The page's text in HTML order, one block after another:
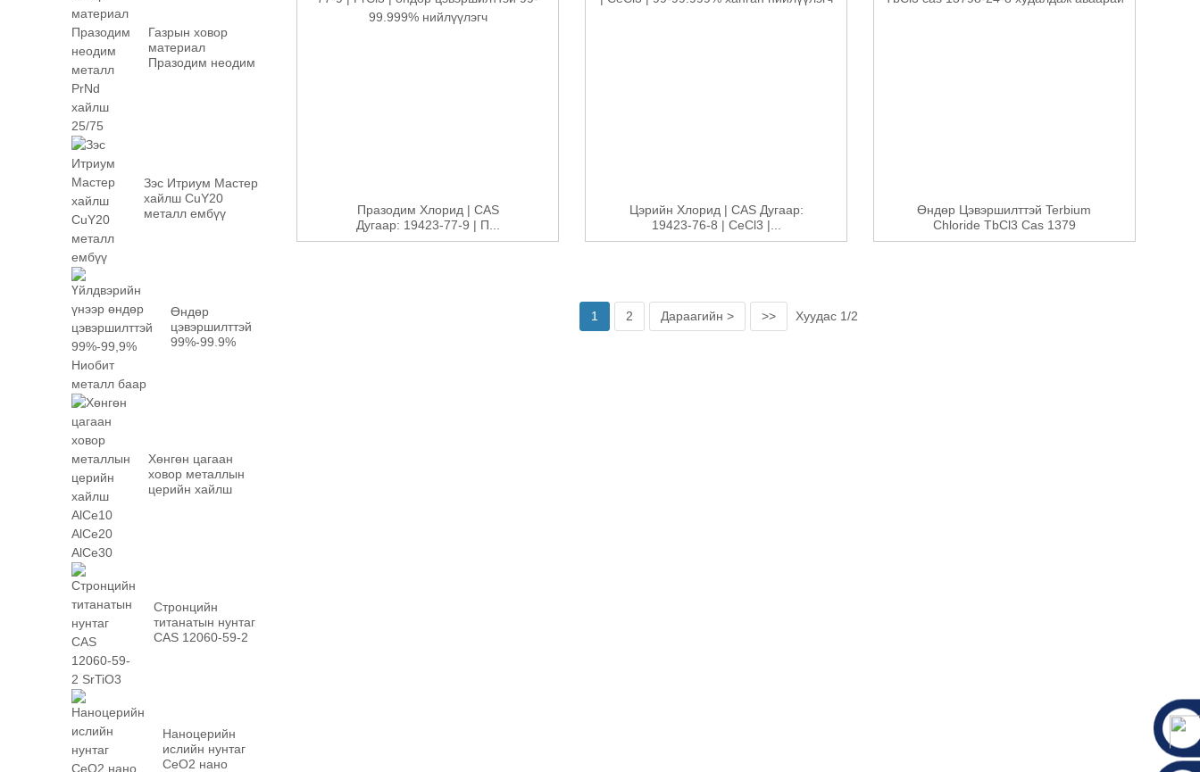
Газрын ховор
материал
Празодим неодим
Зэс Итриум Мастер
хайлш CuY20
металл ембүү
Өндөр
цэвэршилттэй
99%-99.9%
Хөнгөн цагаан
ховор металлын
церийн хайлш
Стронцийн
титанатын нунтаг
CAS 12060-59-2
Наноцерийн
ислийн нунтаг
CeO2 нано
Празодим Хлорид | CAS
Дугаар: 19423-77-9 | П...
Цэрийн Хлорид | CAS Дугаар:
19423-76-8 | CeCl3 |...
Өндөр Цэвэршилттэй Terbium
Chloride TbCl3 Cas 1379
Худалдаж Аваарай...
1 2 Дараагийн > >> Хуудас 1/2